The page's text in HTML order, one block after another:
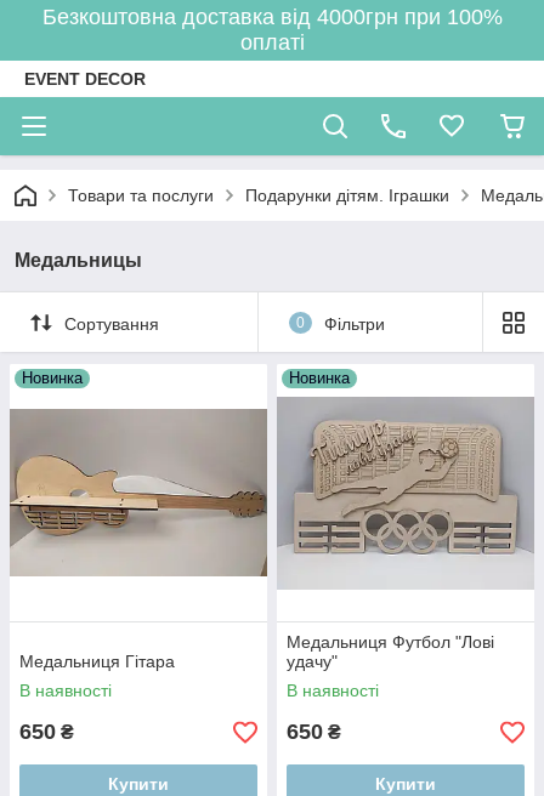
Безкоштовна доставка від 4000грн при 100%
оплаті
EVENT DECOR
Товари та послуги Подарунки дітям. Іграшки
Медальницы
Сортування 0 Фільтри
Новинка
Медальниця Гітара
В наявності
650 ₴
Купити
Новинка
Медальниця Футбол "Лові
удачу"
В наявності
650 ₴
Купити